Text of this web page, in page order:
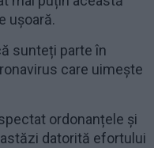
ușoară.
sunteți parte în
care uimește
ordonanțele și
datorită efortului